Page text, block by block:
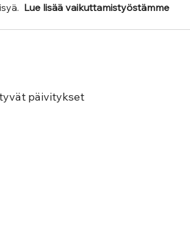
Lue lisää vaikuttamistyöstämme
päivitykset